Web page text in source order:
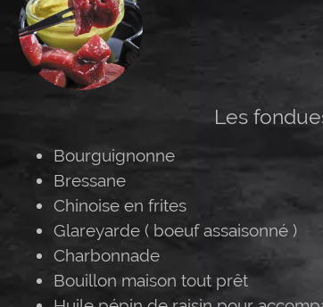
Les
Bourguignonne
Bressane
Chinoise en frites
Glareyarde ( boeuf assaisonné )
Charbonnade
Bouillon maison tout prêt